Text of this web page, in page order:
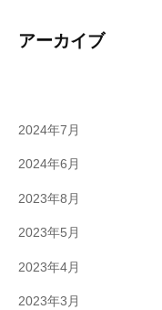
アーカイブ
2024年7月
2024年6月
2023年8月
2023年5月
2023年4月
2023年3月